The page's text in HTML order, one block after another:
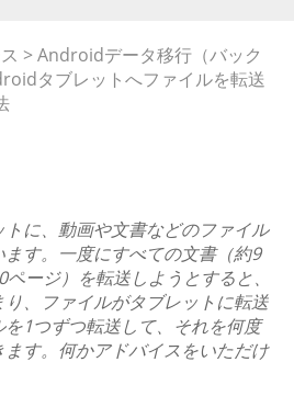
>Androidデータ移行（バック
タブレットへファイルを転送
に、動画や文書などのファイル
す。一度にすべての文書（約9
ージ）を転送しようとすると、
、ファイルがタブレットに転送
1つずつ転送して、それを何度
ます。何かアドバイスをいただけ